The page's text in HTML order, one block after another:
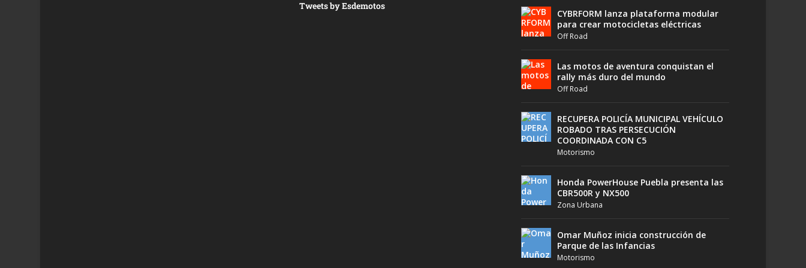
Tweets by Esdemotos
CYBRFORM lanza plataforma modular
para crear motocicletas eléctricas
Off Road
Las motos de aventura conquistan el
rally más duro del mundo
Off Road
RECUPERA POLICÍA MUNICIPAL VEHÍCULO
ROBADO TRAS PERSECUCIÓN
COORDINADA CON C5
Motorismo
Honda PowerHouse Puebla presenta las
CBR500R y NX500
Zona Urbana
Omar Muñoz inicia construcción de
Parque de las Infancias
Motorismo